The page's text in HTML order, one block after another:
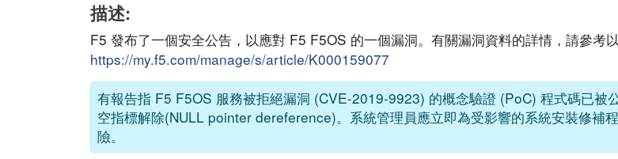
描述:
F5 發布了一個安全公告，以應對 F5 F5OS 的一個漏洞。有關漏洞資料的詳情，請參考
https://my.f5.com/manage/s/article/K000159077
有報告指 F5 F5OS 服務被拒絕漏洞 (CVE-2019-9923) 的概念驗證 (PoC) 程式碼已被
空指標解除(NULL pointer dereference)。系統管理員應立即為受影響的系統安裝修補
險。